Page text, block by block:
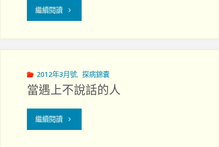
的
繼續閱讀"帶
上
路"
2012年3月號, 探病錦囊
當遇上不說話的人
繼續閱讀"當